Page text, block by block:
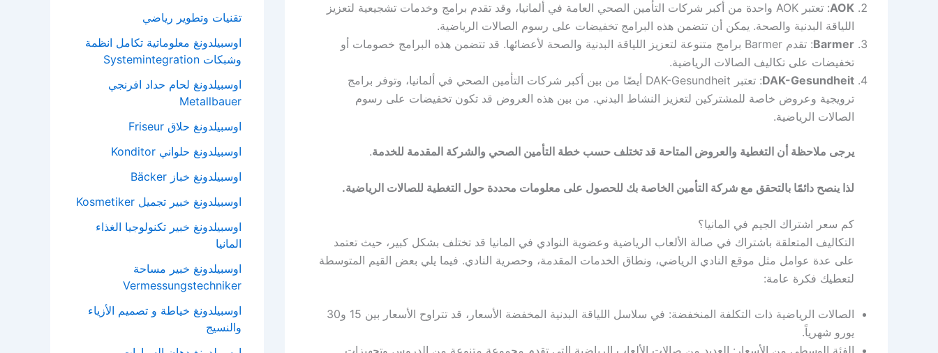
AOK
: تعتبر AOK واحدة من أكبر شركات التأمين الصحي العامة في ألمانيا، وقد تقدم برامج وخدمات تشجيعية لتعزيز
اللياقة البدنية والصحة. يمكن أن تتضمن هذه البرامج تخفيضات على رسوم الصالات الرياضية.
Barmer
: تقدم Barmer برامج متنوعة لتعزيز اللياقة البدنية والصحة لأعضائها. قد تتضمن هذه البرامج خصومات أو
تخفيضات على تكاليف الصالات الرياضية.
DAK-Gesundheit
: تعتبر DAK-Gesundheit أيضًا من بين أكبر شركات التأمين الصحي في ألمانيا، وتوفر برامج
ترويجية وعروض خاصة للمشتركين لتعزيز النشاط البدني. من بين هذه العروض قد تكون تخفيضات على رسوم
الصالات الرياضية.
يرجى ملاحظة أن التغطية والعروض المتاحة قد تختلف حسب خطة التأمين الصحي والشركة المقدمة للخدمة.
لذا ينصح دائمًا بالتحقق مع شركة التأمين الخاصة بك للحصول على معلومات محددة حول التغطية للصالات الرياضية.
كم سعر اشتراك الجيم في المانيا؟
التكاليف المتعلقة باشتراك في صالة الألعاب الرياضية وعضوية النوادي في المانيا قد تختلف بشكل كبير، حيث تعتمد
على عدة عوامل مثل موقع النادي الرياضي، ونطاق الخدمات المقدمة، وحصرية النادي. فيما يلي بعض القيم المتوسطة
لتعطيك فكرة عامة:
الصالات الرياضية ذات التكلفة المنخفضة: في سلاسل اللياقة البدنية المخفضة الأسعار، قد تتراوح الأسعار بين 15 و30
يورو شهرياً.
تقنيات وتطوير رياضي
اوسبيلدونغ معلوماتية تكامل انظمة
وشبكات Systemintegration
اوسبيلدونغ لحام حداد افرنجي
Metallbauer
اوسبيلدونغ حلاق Friseur
اوسبيلدونغ حلواني Konditor
اوسبيلدونغ خباز Bäcker
اوسبيلدونغ خبير تجميل Kosmetiker
اوسبيلدونغ خبير تكنولوجيا الغذاء
المانيا
اوسبيلدونغ خبير مساحة
Vermessungstechniker
اوسبيلدونغ خياطة و تصميم الأزياء
والنسيج